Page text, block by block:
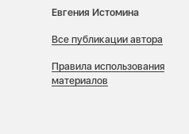
Евгения Истомина
Все публикации автора
Правила использования
материалов